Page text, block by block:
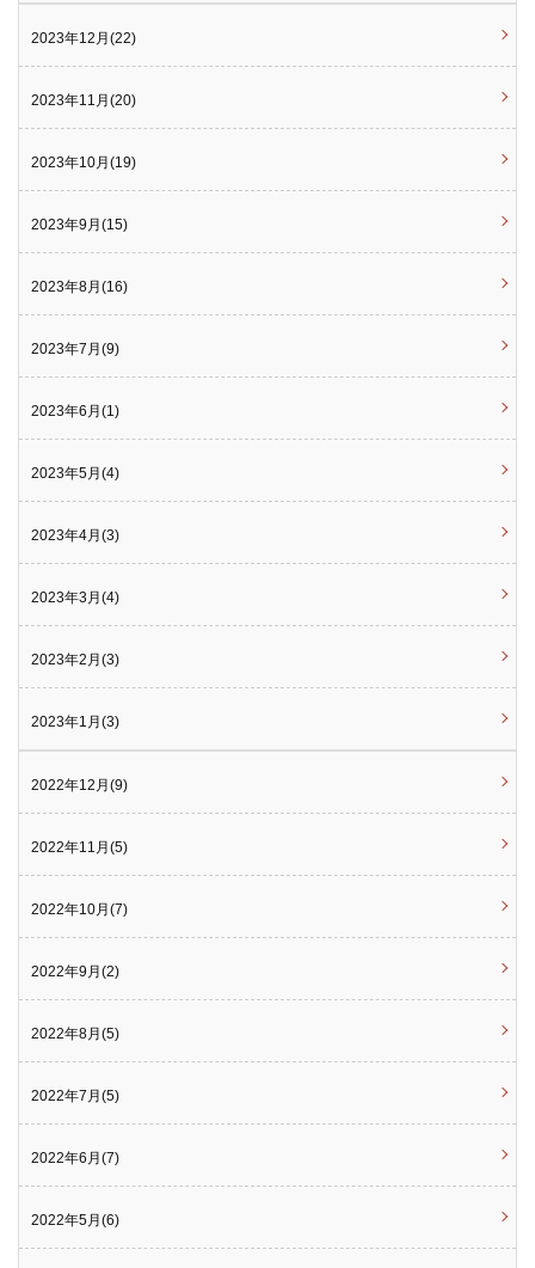
2023年12月(22)
2023年11月(20)
2023年10月(19)
2023年9月(15)
2023年8月(16)
2023年7月(9)
2023年6月(1)
2023年5月(4)
2023年4月(3)
2023年3月(4)
2023年2月(3)
2023年1月(3)
2022年12月(9)
2022年11月(5)
2022年10月(7)
2022年9月(2)
2022年8月(5)
2022年7月(5)
2022年6月(7)
2022年5月(6)